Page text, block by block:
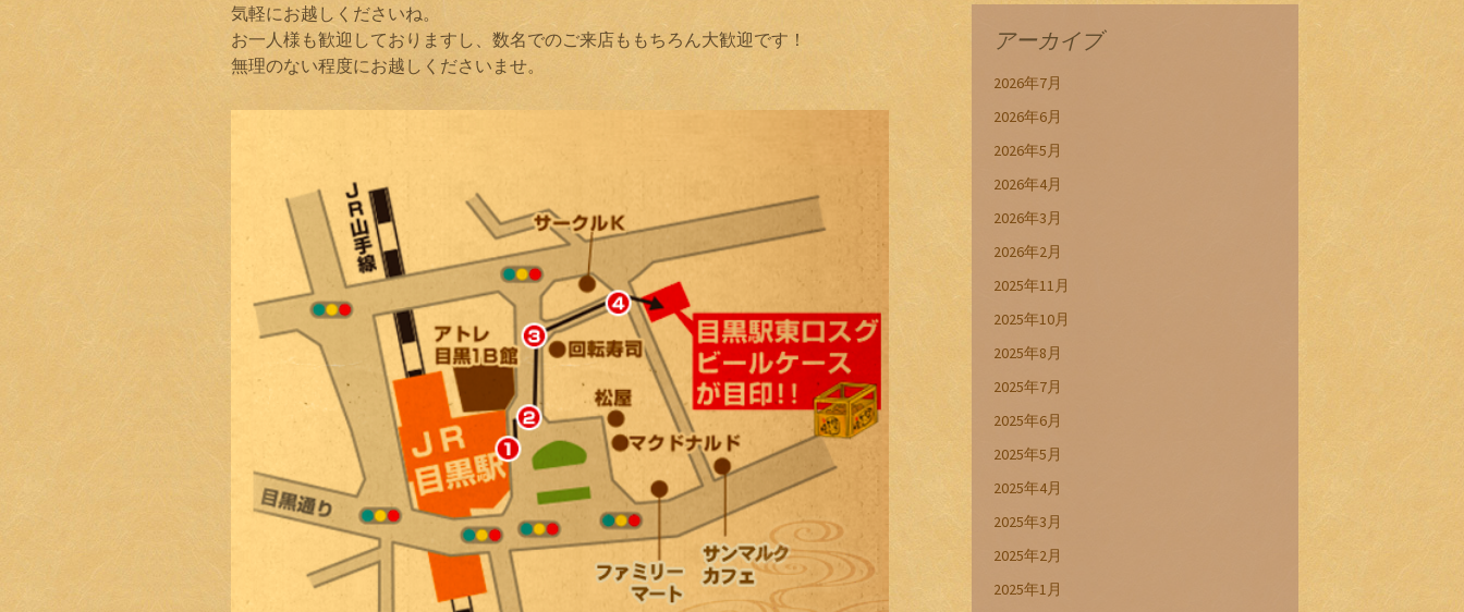
気軽にお越しくださいね。
お一人様も歓迎しておりますし、数名でのご来店ももちろん大歓迎です！
無理のない程度にお越しくださいませ。
アーカイブ
2026年7月
2026年6月
2026年5月
2026年4月
2026年3月
2026年2月
2025年11月
2025年10月
2025年8月
2025年7月
2025年6月
2025年5月
2025年4月
2025年3月
2025年2月
2025年1月